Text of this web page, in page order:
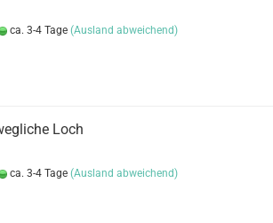
ca. 3-4 Tage (Ausland abweichend)
Loch
ca. 3-4 Tage (Ausland abweichend)